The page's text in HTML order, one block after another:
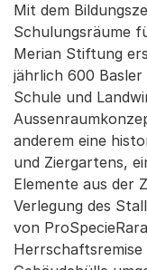
Mit dem
Schulungsräume
Merian Stiftung
jährlich 600
Schule und
anderem eine
und Ziergartens,
Elemente aus der
Verlegung des
von